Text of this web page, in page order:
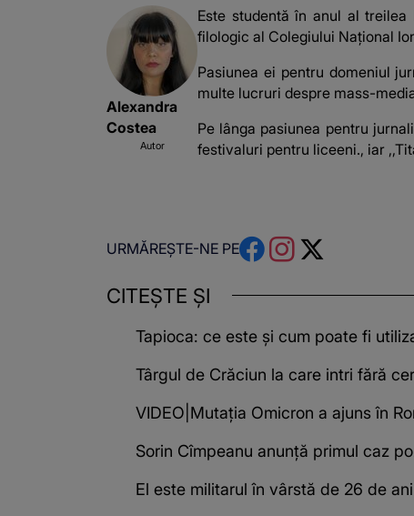
Alexandra
Costea
Autor
Este studentă în anul al
filologic al Colegiului Național
Pasiunea ei pentru domeniul
multe lucruri despre mass-
Pe lânga pasiunea pentru
festivaluri pentru liceeni., iar
URMĂREȘTE-NE PE
CITEȘTE ȘI
Tapioca: ce este și cum poate fi
Târgul de Crăciun la care intri fără
VIDEO|Mutația Omicron a ajuns în
Sorin Cîmpeanu anunță primul caz
El este militarul în vârstă de 26 de